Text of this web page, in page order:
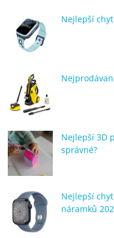
OK,
recenze,
pračky,
notebooky,
mobilní
telefony,
bazény
Nejlepší
Nejlepší 3D
správné?
Nejlepší
náramků